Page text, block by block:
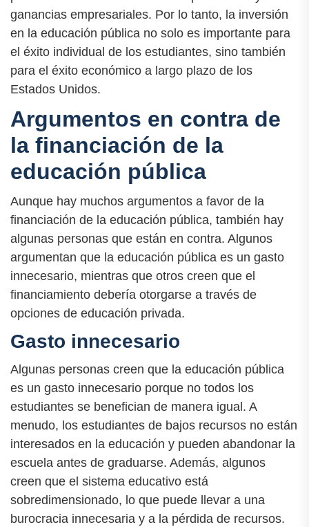
ganancias empresariales. Por lo tanto, la inversión
en la educación pública no solo es importante para
el éxito individual de los estudiantes, sino también
para el éxito económico a largo plazo de los
Estados Unidos.
Argumentos en contra de
la financiación de la
educación pública
Aunque hay muchos argumentos a favor de la
financiación de la educación pública, también hay
algunas personas que están en contra. Algunos
argumentan que la educación pública es un gasto
innecesario, mientras que otros creen que el
financiamiento debería otorgarse a través de
opciones de educación privada.
Gasto innecesario
Algunas personas creen que la educación pública
es un gasto innecesario porque no todos los
estudiantes se benefician de manera igual. A
menudo, los estudiantes de bajos recursos no están
interesados en la educación y pueden abandonar la
escuela antes de graduarse. Además, algunos
creen que el sistema educativo está
sobredimensionado, lo que puede llevar a una
burocracia innecesaria y a la pérdida de recursos.